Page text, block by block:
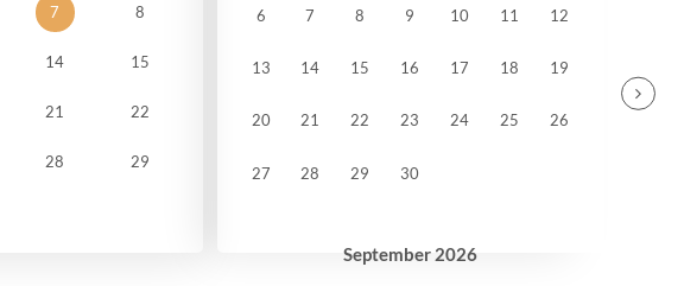
7 8
14 15
21 22
28 29
September 2026
6 7 8 9 10 11 12
13 14 15 16 17 18 19
20 21 22 23 24 25 26
27 28 29 30